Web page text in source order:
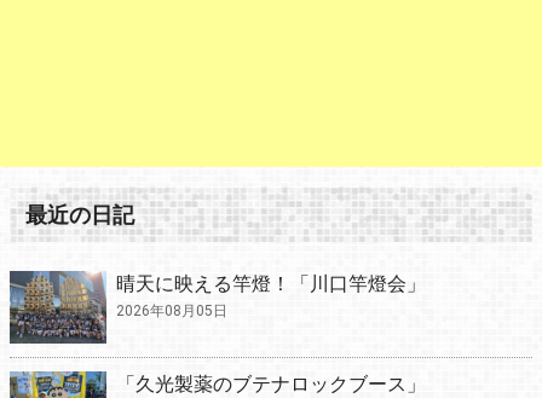
最近の日記
晴天に映える竿燈！「川口竿燈会」
2026年08月05日
「久光製薬のブテナロックブース」